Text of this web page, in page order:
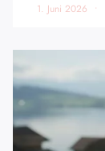
1. Juni 2026